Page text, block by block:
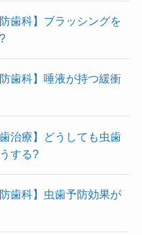
歯科】ブラッシングを
歯科】唾液が持つ緩衝
治療】どうしても虫歯
する?
歯科】虫歯予防効果が